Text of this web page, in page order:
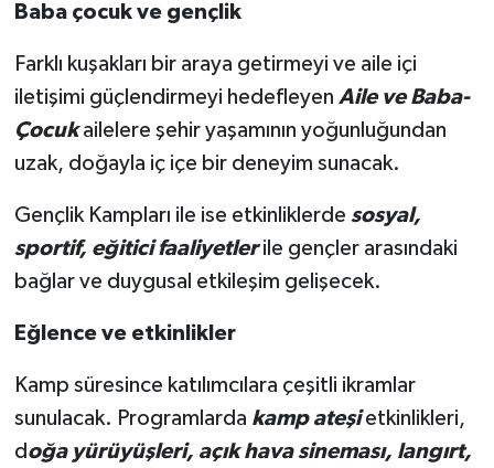
Baba çocuk ve gençlik
Farklı kuşakları bir araya getirmeyi ve aile içi
iletişimi güçlendirmeyi hedefleyen Aile ve Baba-
Çocukailelere şehir yaşamının yoğunluğundan
uzak, doğayla iç içe bir deneyim sunacak.
Gençlik Kampları ile ise etkinliklerde sosyal,
sportif, eğitici faaliyetlerile gençler arasındaki
bağlar ve duygusal etkileşim gelişecek.
Eğlence ve etkinlikler
Kamp süresince katılımcılara çeşitli ikramlar
sunulacak. Programlarda kamp ateşietkinlikleri,
d oğa yürüyüşleri, açık hava sineması, langırt,